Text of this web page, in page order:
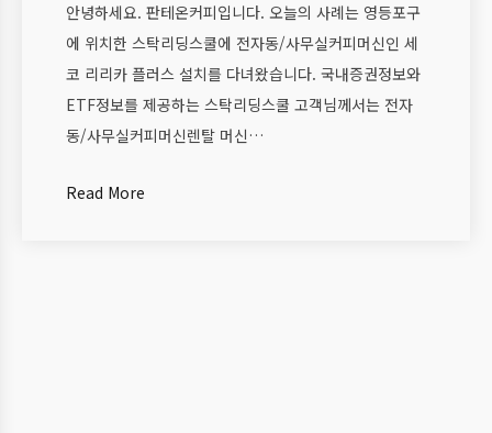
안녕하세요. 판테온커피입니다. 오늘의 사례는 영등포구
에 위치한 스탁리딩스쿨에 전자동/사무실커피머신인 세
코 리리카 플러스 설치를 다녀왔습니다. 국내증권정보와
ETF정보를 제공하는 스탁리딩스쿨 고객님께서는 전자
동/사무실커피머신렌탈 머신…
Read More